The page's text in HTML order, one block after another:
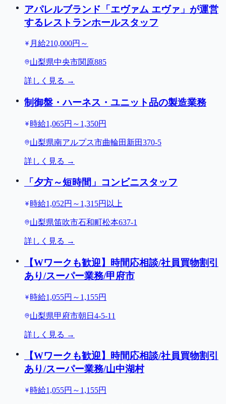
アパレルブランド「エヴァム エヴァ」が運営
するレストランホールスタッフ
月給210,000円～
山梨県中央市関原885
詳しく見る →
制御盤・ハーネス・ユニット品の製造業務
時給1,065円～1,350円
山梨県南アルプス市曲輪田新田370-5
詳しく見る →
「夕方～短時間」コンビニスタッフ
時給1,052円～1,315円以上
山梨県笛吹市石和町松本637-1
詳しく見る →
【Wワークも歓迎】時間応相談/社員買物割引
あり/スーパー業務/甲府市
時給1,055円～1,155円
山梨県甲府市朝日4-5-11
詳しく見る →
【Wワークも歓迎】時間応相談/社員買物割引
あり/スーパー業務/山中湖村
時給1,055円～1,155円